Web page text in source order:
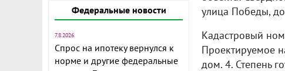
Федеральные новости
7.8.2026
Спрос на ипотеку вернулся к
норме и другие федеральные
улица Победы,
Кадастровый
Проектируемое
дом. 4. Степень